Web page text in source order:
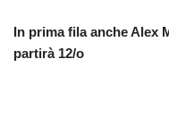
In prima fila anche Alex
partirà 12/o